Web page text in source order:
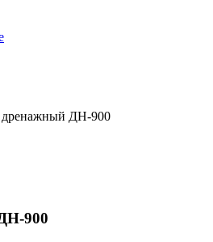
дренажный ДН-900
900